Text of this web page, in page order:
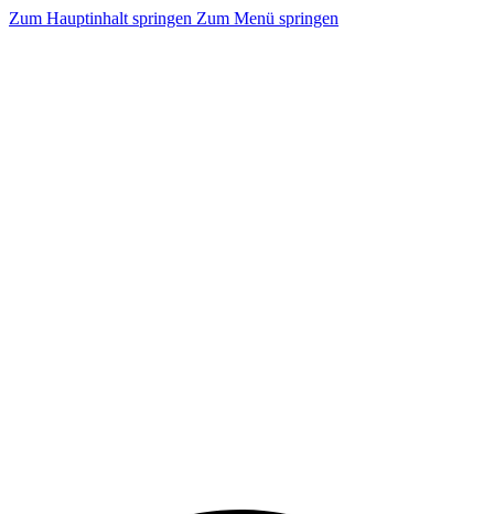
Zum Hauptinhalt springen Zum Menü springen